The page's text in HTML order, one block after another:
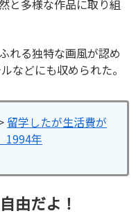
と多様な作品に取り組
れる独特な画風が認め
などにも収められた。
留学したが生活費が
年
由だよ！